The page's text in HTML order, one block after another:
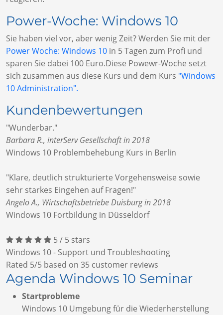
Power-Woche: Windows 10
Sie haben viel vor, aber wenig Zeit? Werden Sie mit der
Power Woche: Windows 10 in 5 Tagen zum Profi und
sparen Sie dabei 100 Euro.Diese Powewr-Woche setzt
sich zusammen aus diese Kurs und dem Kurs "Windows
10 Administration".
Kundenbewertungen
"Wunderbar."
Barbara R., interServ Gesellschaft in 2018
Windows 10 Problembehebung Kurs in Berlin
"Klare, deutlich strukturierte Vorgehensweise sowie
sehr starkes Eingehen auf Fragen!"
Angelo A., Wirtschaftsbetriebe Duisburg in 2018
Windows 10 Fortbildung in Düsseldorf
5/ 5 stars
Windows 10 - Support und Troubleshooting
Rated 5/5 based on 35 customer reviews
Agenda Windows 10 Seminar
Startprobleme
Windows 10 Umgebung für die Wiederherstellung